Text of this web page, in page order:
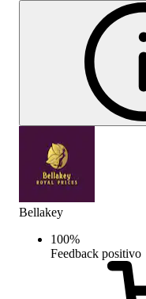
Bellakey
100%
Feedback positivo